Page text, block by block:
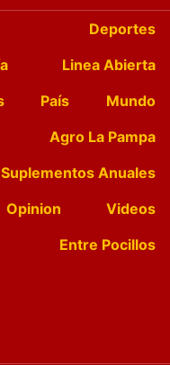
Deportes
Linea Abierta
País
Mundo
Agro La Pampa
Suplementos Anuales
Opinion
Videos
Entre Pocillos